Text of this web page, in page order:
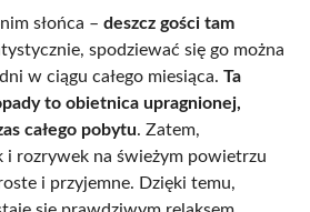
słońca – deszcz gości tam
spodziewać się go można
w ciągu całego miesiąca. Ta
to obietnica upragnionej,
całego pobytu. Zatem,
i rozrywek na świeżym powietrzu
i przyjemne. Dzięki temu,